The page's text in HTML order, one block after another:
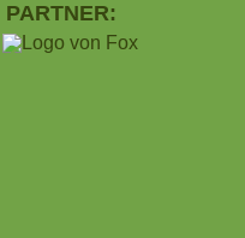
PARTNER: